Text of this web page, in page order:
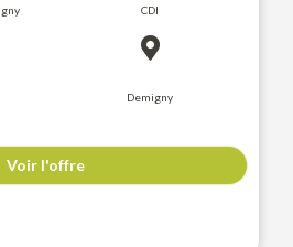
CDI
Demigny
Voir l'offre